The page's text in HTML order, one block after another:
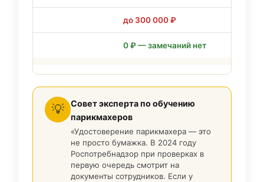
до 300 000 ₽
0 ₽ — замечаний нет
💡
Совет эксперта по обучению
парикмахеров
«Удостоверение парикмахера — это
не просто бумажка. В 2024 году
Роспотребнадзор при проверках в
первую очередь смотрит на
документы сотрудников. Если у